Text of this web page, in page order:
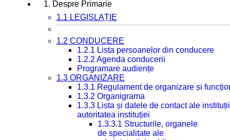
1. Despre Primarie
1.1 LEGISLAȚIE
1.2 CONDUCERE
1.2.1 Lista persoanelor din conducere
1.2.2 Agenda conducerii
Programare audiențe
1.3 ORGANIZARE
1.3.1 Regulament de organizare și
1.3.2 Organigrama
1.3.3 Lista și datele de contact ale
autoritatea instituției
1.3.3.1 Structurile, organele
de specialitate ale